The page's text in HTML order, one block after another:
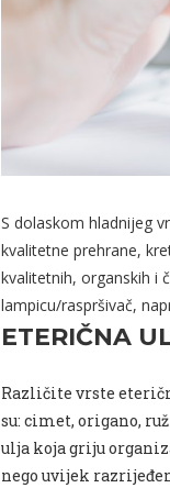
S dolaskom hladnijeg
kvalitetne prehrane,
kvalitetnih, organskih i
lampicu/raspršivač,
ETERIČNA
Različite vrste
su: cimet, origano,
ulja koja griju
nego uvijek